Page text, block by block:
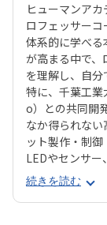
ヒューマンア
ロフェッサーコ
体系的に学べる
が高まる中で
を理解し、自分
特に、千葉工
o）との共同開
なか得られな
ット製作・制御
LEDやセンサー
にわたる技術に
学べる3年間の
「もっと知り
続きを読む